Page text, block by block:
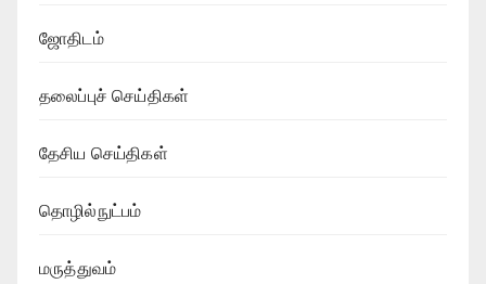
ஜோதிடம்
தலைப்புச் செய்திகள்
தேசிய செய்திகள்
தொழில்நுட்பம்
மருத்துவம்